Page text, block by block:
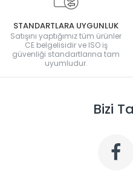
STANDARTLARA UYGUNLUK
Satışını yaptığımız tüm ürünler
CE belgelisidir ve ISO iş
güvenliği standartlarına tam
uyumludur.
Bizi